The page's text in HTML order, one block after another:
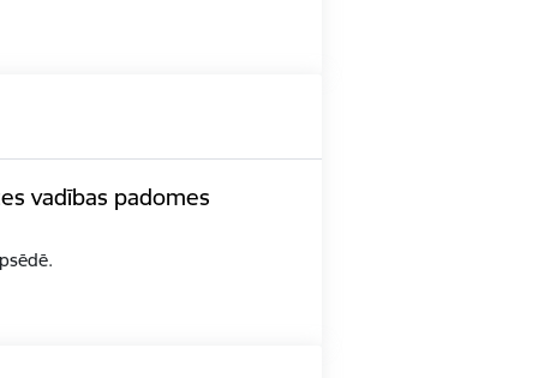
vadības padomes